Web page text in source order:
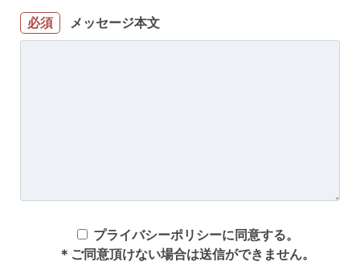
必須 メッセージ本文
プライバシーポリシーに同意する。
＊ご同意頂けない場合は送信ができません。